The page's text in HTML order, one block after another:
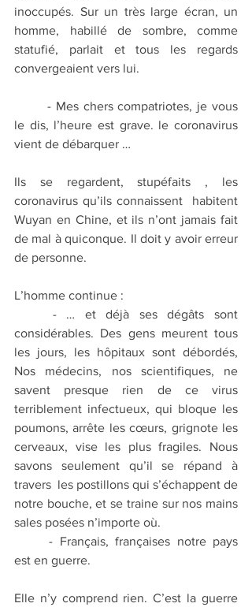
inoccupés. Sur un très large écran, un
homme, habillé de sombre, comme
statufié, parlait et tous les regards
convergeaient vers lui.
le dis, l’heure est grave. le coronavirus
vient de débarquer …
Ils se regardent, stupéfaits , les
coronavirus qu’ils connaissent  habitent
Wuyan en Chine, et ils n’ont jamais fait
de mal à quiconque. Il doit y avoir erreur
de personne.
L’homme continue :
considérables. Des gens meurent tous
les jours, les hôpitaux sont débordés,
Nos médecins, nos scientifiques, ne
savent presque rien de ce virus
terriblement infectueux, qui bloque les
poumons, arrête les cœurs, grignote les
cerveaux, vise les plus fragiles. Nous
savons seulement qu’il se répand à
travers  les postillons qui s’échappent de
notre bouche, et se traine sur nos mains
sales posées n’importe où.
	- Français, françaises notre pays
est en guerre.
Elle n’y comprend rien. C’est la guerre